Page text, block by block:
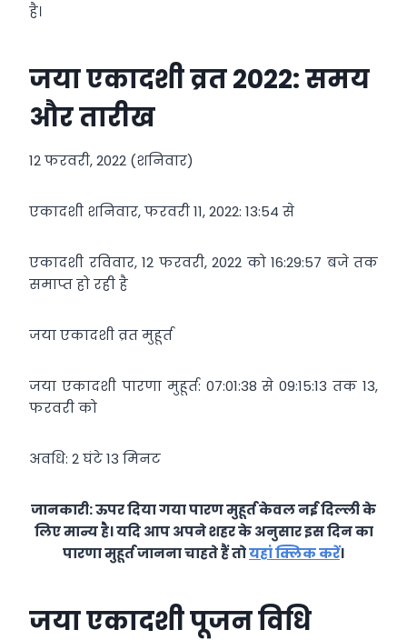
है।
जया एकादशी व्रत 2022: समय
और तारीख
12 फरवरी, 2022 (शनिवार)
एकादशी शनिवार, फरवरी 11, 2022: 13:54 से
एकादशी रविवार, 12 फरवरी, 2022 को 16:29:57 बजे तक
समाप्त हो रही है
जया एकादशी व्रत मुहूर्त
जया एकादशी पारणा मुहूर्त: 07:01:38 से 09:15:13 तक 13,
फरवरी को
अवधि: 2 घंटे 13 मिनट
जानकारी: ऊपर दिया गया पारण मुहूर्त केवल नई दिल्ली के
लिए मान्य है। यदि आप अपने शहर के अनुसार इस दिन का
पारणा मुहूर्त जानना चाहते हैं तोयहां क्लिक करें।
जया एकादशी पूजन विधि